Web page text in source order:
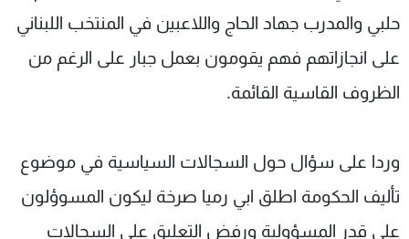
حلبي والمدرب جهاد الحاج واللاعبين في المنتخب اللبناني
على انجازاتهم فهم يقومون بعمل جبار على الرغم من
الظروف القاسية القائمة.
وردا على سؤال حول السجالات السياسية في موضوع
تأليف الحكومة اطلق ابي رميا صرخة ليكون المسوؤلون
على قدر المسؤولية ورفض التعليق على السجالات